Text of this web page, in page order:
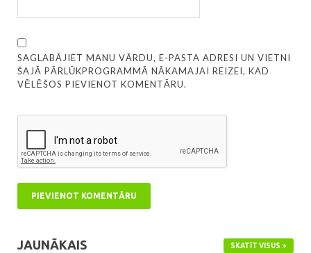
SAGLABĀJIET MANU VĀRDU, E-PASTA ADRESI UN VIETNI
ŠAJĀ PĀRLŪKPROGRAMMĀ NĀKAMAJAI REIZEI, KAD
VĒLĒŠOS PIEVIENOT KOMENTĀRU.
JAUNĀKAIS SKATĪT VISUS